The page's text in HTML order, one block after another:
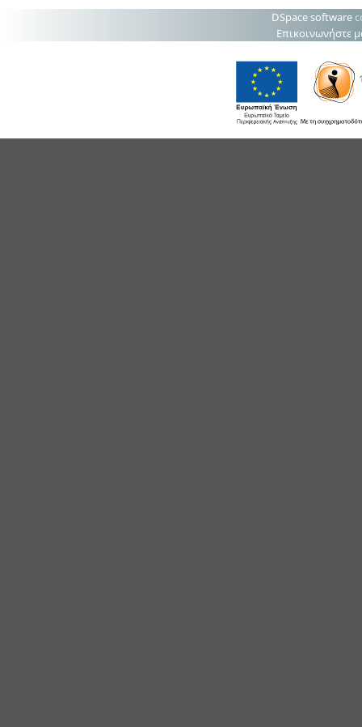
DSpace software
Επικοινωνήστε